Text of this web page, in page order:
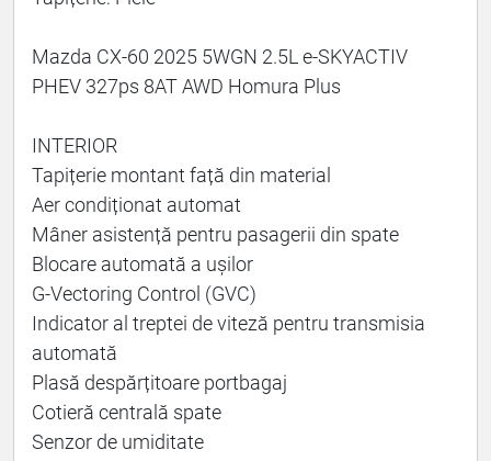
Mazda CX-60 2025 5WGN 2.5L e-SKYACTIV
PHEV 327ps 8AT AWD Homura Plus
INTERIOR
Tapițerie montant față din material
Aer condiționat automat
Mâner asistență pentru pasagerii din spate
Blocare automată a ușilor
G-Vectoring Control (GVC)
Indicator al treptei de viteză pentru transmisia
automată
Plasă despărțitoare portbagaj
Cotieră centrală spate
Senzor de umiditate